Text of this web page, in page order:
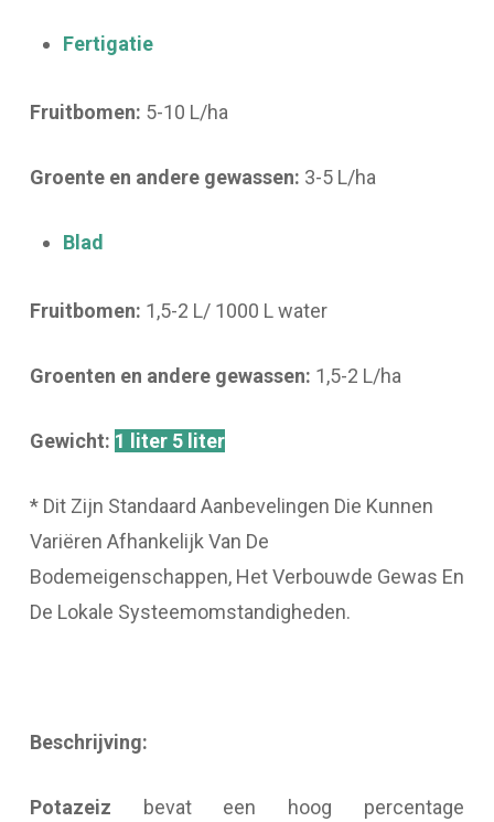
Fertigatie
Fruitbomen: 5-10 L/ha
Groente en andere gewassen: 3-5 L/ha
Blad
Fruitbomen: 1,5-2 L/ 1000 L water
Groenten en andere gewassen: 1,5-2 L/ha
Gewicht: 1 liter 5 liter
* Dit Zijn Standaard Aanbevelingen Die Kunnen
Variëren Afhankelijk Van De
Bodemeigenschappen, Het Verbouwde Gewas En
De Lokale Systeemomstandigheden.
Beschrijving:
Potazeiz bevat een hoog percentage